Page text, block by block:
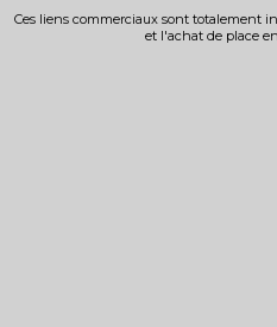
Ces liens commerciaux sont totalement
et l'achat de place